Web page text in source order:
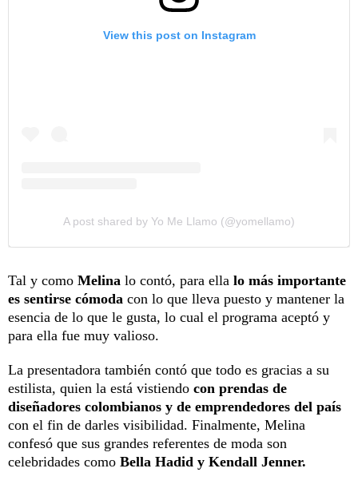
View this post on Instagram
A post shared by Yo Me Llamo (@yomellamo)
Tal y como Melina lo contó, para ella lo más importante
es sentirse cómoda con lo que lleva puesto y mantener la
esencia de lo que le gusta, lo cual el programa aceptó y
para ella fue muy valioso.
La presentadora también contó que todo es gracias a su
estilista, quien la está vistiendo con prendas de
diseñadores colombianos y de emprendedores del país
con el fin de darles visibilidad. Finalmente, Melina
confesó que sus grandes referentes de moda son
celebridades como Bella Hadid y Kendall Jenner.